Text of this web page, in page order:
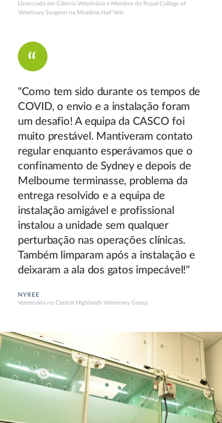
Licenciada em Ciência Veterinária e Membro do Royal College of
Veterinary Surgeon na Meadow Hall Vets
"Como tem sido durante os tempos de
COVID, o envio e a instalação foram
um desafio! A equipa da CASCO foi
muito prestável. Mantiveram contato
regular enquanto esperávamos que o
confinamento de Sydney e depois de
Melbourne terminasse, problema da
entrega resolvido e a equipa de
instalação amigável e profissional
instalou a unidade sem qualquer
perturbação nas operações clínicas.
Também limparam após a instalação e
deixaram a ala dos gatos impecável!"
NYREE
Veterinária no Central Highlands Veterinary Group